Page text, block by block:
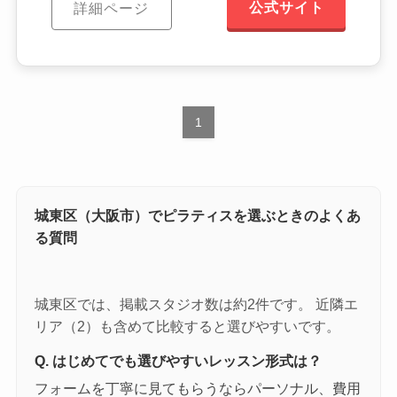
詳細ページ 公式サイト
1
城東区（大阪市）でピラティスを選ぶときのよくあ
る質問
城東区では、掲載スタジオ数は約2件です。 近隣エ
リア（2）も含めて比較すると選びやすいです。
Q. はじめてでも選びやすいレッスン形式は？
フォームを丁寧に見てもらうならパーソナル、費用